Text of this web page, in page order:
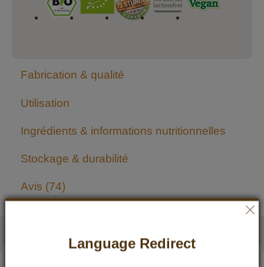
Fabrication & qualité
Utilisation
Ingrédients & informations nutritionnelles
Stockage & durabilité
Avis 74
Language Redirect